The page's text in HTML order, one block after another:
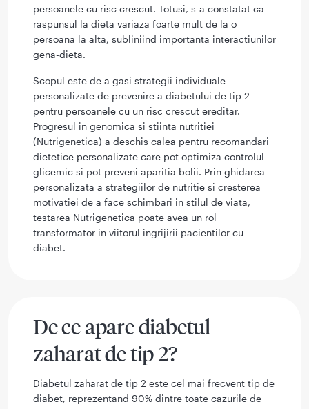
persoanele cu risc crescut. Totusi, s-a constatat ca
raspunsul la dieta variaza foarte mult de la o
persoana la alta, subliniind importanta interactiunilor
gena-dieta.
Scopul este de a gasi strategii individuale
personalizate de prevenire a diabetului de tip 2
pentru persoanele cu un risc crescut ereditar.
Progresul in genomica si stiinta nutritiei
(Nutrigenetica) a deschis calea pentru recomandari
dietetice personalizate care pot optimiza controlul
glicemic si pot preveni aparitia bolii. Prin ghidarea
personalizata a strategiilor de nutritie si cresterea
motivatiei de a face schimbari in stilul de viata,
testarea Nutrigenetica poate avea un rol
transformator in viitorul ingrijirii pacientilor cu
diabet.
De ce apare diabetul
zaharat de tip 2?
Diabetul zaharat de tip 2 este cel mai frecvent tip de
diabet, reprezentand 90% dintre toate cazurile de